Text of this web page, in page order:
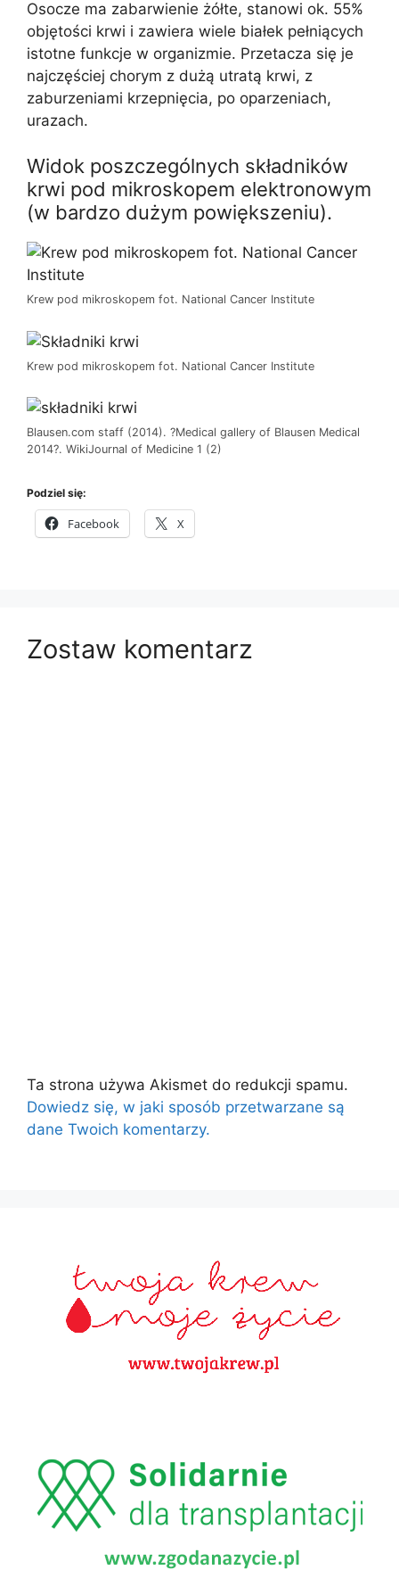
Osocze ma zabarwienie żółte, stanowi ok. 55%
objętości krwi i zawiera wiele białek pełniących
istotne funkcje w organizmie. Przetacza się je
najczęściej chorym z dużą utratą krwi, z
zaburzeniami krzepnięcia, po oparzeniach,
urazach.
Widok poszczególnych składników
krwi pod mikroskopem elektronowym
(w bardzo dużym powiększeniu).
Krew pod mikroskopem fot. National Cancer Institute
Krew pod mikroskopem fot. National Cancer Institute
Blausen.com staff (2014). ?Medical gallery of Blausen Medical
2014?. WikiJournal of Medicine 1 (2)
Podziel się:
Facebook X
Zostaw komentarz
Ta strona używa Akismet do redukcji spamu.
Dowiedz się, w jaki sposób przetwarzane są
dane Twoich komentarzy.